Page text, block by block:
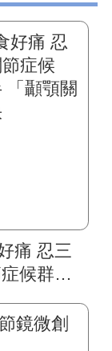
三
候群」